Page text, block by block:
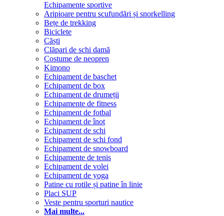
Echipamente sportive
Aripioare pentru scufundări și snorkelling
Bețe de trekking
Biciclete
Căști
Clăpari de schi damă
Costume de neopren
Kimono
Echipament de baschet
Echipament de box
Echipament de drumeții
Echipamente de fitness
Echipament de fotbal
Echipament de înot
Echipament de schi
Echipament de schi fond
Echipament de snowboard
Echipamente de tenis
Echipament de volei
Echipament de yoga
Patine cu rotile și patine în linie
Placi SUP
Veste pentru sporturi nautice
Mai multe...